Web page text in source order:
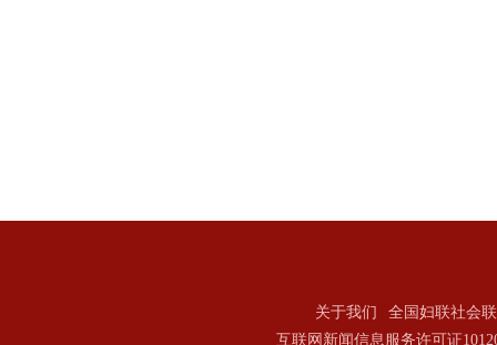
关于我们
全国妇联社会
互联网新闻信息服务许可证